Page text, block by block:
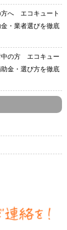
方へ エコキュート
・業者選びを徹底
中の方 エコキュー
金・選び方を徹底